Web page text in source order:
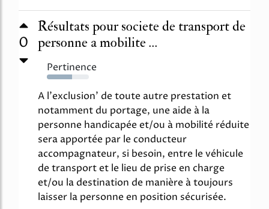
0
Résultats pour societe de transport de
personne a mobilite ...
Pertinence
60%
A l'exclusion' de toute autre prestation et
notamment du portage, une aide à la
personne handicapée et/ou à mobilité réduite
sera apportée par le conducteur
accompagnateur, si besoin, entre le véhicule
de transport et le lieu de prise en charge
et/ou la destination de manière à toujours
laisser la personne en position sécurisée.